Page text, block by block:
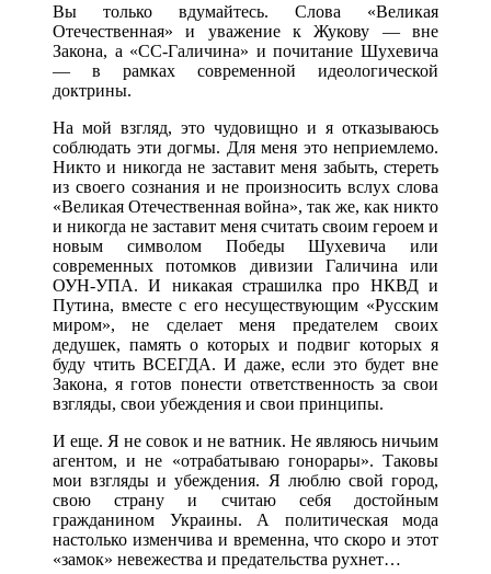
Вы только вдумайтесь. Слова «Великая
Отечественная» и уважение к Жукову — вне
Закона, а «СС-Галичина» и почитание Шухевича
— в рамках современной идеологической
доктрины.
На мой взгляд, это чудовищно и я отказываюсь
соблюдать эти догмы. Для меня это неприемлемо.
Никто и никогда не заставит меня забыть, стереть
из своего сознания и не произносить вслух слова
«Великая Отечественная война», так же, как никто
и никогда не заставит меня считать своим героем и
новым символом Победы Шухевича или
современных потомков дивизии Галичина или
ОУН-УПА. И никакая страшилка про НКВД и
Путина, вместе с его несуществующим «Русским
миром», не сделает меня предателем своих
дедушек, память о которых и подвиг которых я
буду чтить ВСЕГДА. И даже, если это будет вне
Закона, я готов понести ответственность за свои
взгляды, свои убеждения и свои принципы.
И еще. Я не совок и не ватник. Не являюсь ничьим
агентом, и не «отрабатываю гонорары». Таковы
мои взгляды и убеждения. Я люблю свой город,
свою страну и считаю себя достойным
гражданином Украины. А политическая мода
настолько изменчива и временна, что скоро и этот
«замок» невежества и предательства рухнет…